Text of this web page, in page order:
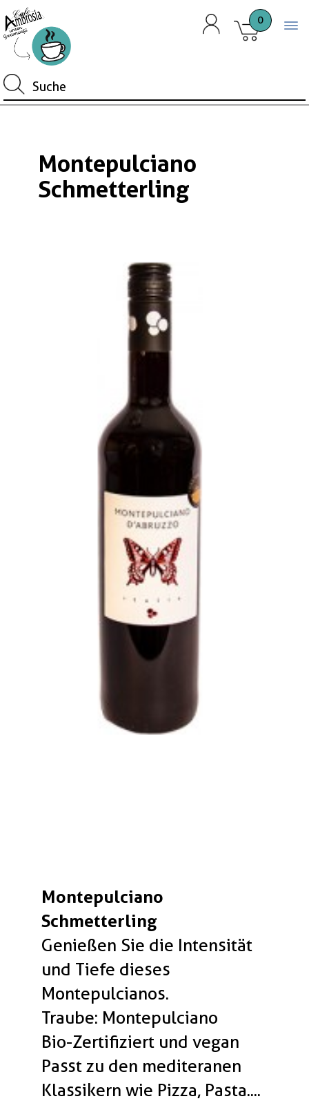
0
Montepulciano
Schmetterling
Montepulciano
Schmetterling
Genießen Sie die Intensität
und Tiefe dieses
Montepulcianos.
Traube: Montepulciano
Bio-Zertifiziert und vegan
Passt zu den mediteranen
Klassikern wie Pizza, Pasta....